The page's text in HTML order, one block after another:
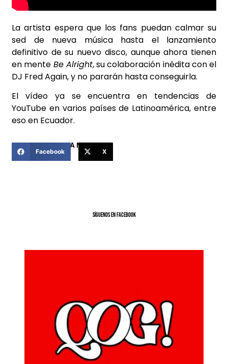
La artista espera que los fans puedan calmar su
sed de nueva música hasta el lanzamiento
definitivo de su nuevo disco, aunque ahora tienen
en mente Be Alright, su colaboración inédita con el
DJ Fred Again, y no pararán hasta conseguirla.
El vídeo ya se encuentra en tendencias de
YouTube en varios países de Latinoamérica, entre
eso en Ecuador.
COMPARTIR ESTA NOTICIA
Facebook X
SíGUENOS EN FACEBOOK